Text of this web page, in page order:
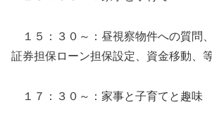
１５：３０～：昼視察物件への質問
証券担保ローン担保設定、資金移動、
１７：３０～：家事と子育てと趣味